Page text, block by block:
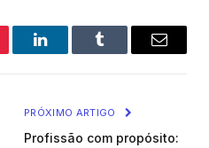
LinkedInTumblr Email
PRÓXIMO ARTIGO
Profissão com propósito: